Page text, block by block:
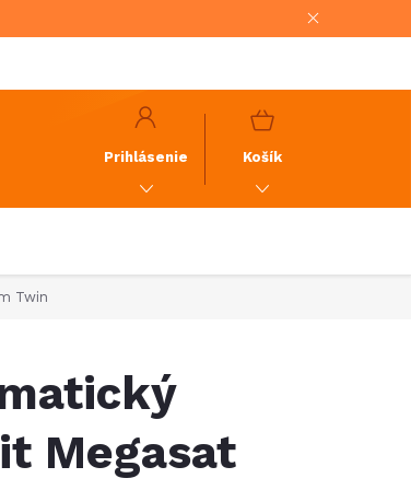
Prihlásenie
NÁKUPNÝ
Košík
Twin
Megasat